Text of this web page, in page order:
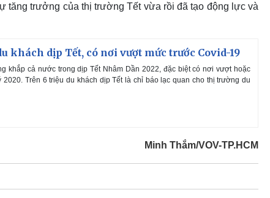
tăng trưởng của thị trường Tết vừa rồi đã tạo động lực và
khách dịp Tết, có nơi vượt mức trước Covid-19
khắp cả nước trong dịp Tết Nhâm Dần 2022, đặc biệt có nơi vượt hoặc
Trên 6 triệu du khách dịp Tết là chỉ báo lạc quan cho thị trường du
Minh Thắm/VOV-TP.HCM